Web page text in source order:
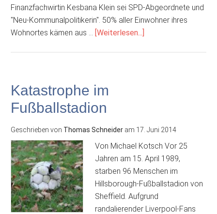
Finanzfachwirtin Kesbana Klein sei SPD-Abgeordnete und
"Neu-Kommunalpolitikerin". 50% aller Einwohner ihres
Wohnortes kämen aus … [Weiterlesen...]
Parlament
ein
Katastrophe im
Fußballstadion
Geschrieben von Thomas Schneider am 17. Juni 2014
Von Michael Kotsch Vor 25
Jahren am 15. April 1989,
starben 96 Menschen im
Hillsborough-Fußballstadion von
Sheffield. Aufgrund
randalierender Liverpool-Fans